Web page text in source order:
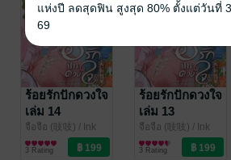
ร้อยรักปักดวงใจ
เล่ม 14
จือจือ (吱吱) / Ink
Stone
นิยายรักจีนโบราณ
3 Rating
ร้อยรักปักดวงใจ
เล่ม 13
จือจือ (吱吱) / Ink
Stone
นิยายรักจีนโบราณ
3 Rating
แห่งปี ลดสุดฟิน สูงสุด 80% ตั้งแต่วันที่
69